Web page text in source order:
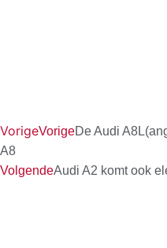
VorigeVorigeDe Audi
A8
VolgendeAudi A2 komt ook